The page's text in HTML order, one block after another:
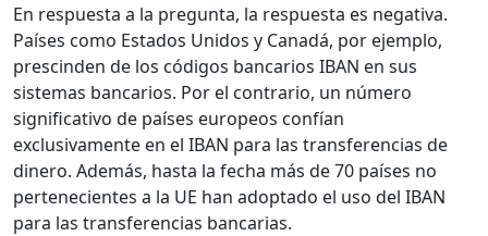
En respuesta a la pregunta, la respuesta es negativa.
Países como Estados Unidos y Canadá, por ejemplo,
prescinden de los códigos bancarios IBAN en sus
sistemas bancarios. Por el contrario, un número
significativo de países europeos confían
exclusivamente en el IBAN para las transferencias de
dinero. Además, hasta la fecha más de 70 países no
pertenecientes a la UE han adoptado el uso del IBAN
para las transferencias bancarias.